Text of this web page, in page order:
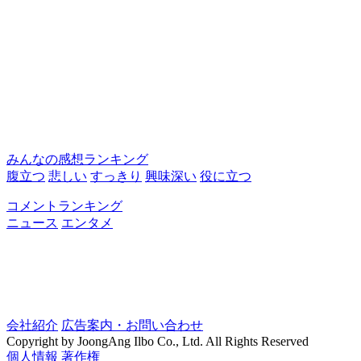
みんなの感想ランキング
腹立つ 悲しい すっきり 興味深い 役に立つ
コメントランキング
ニュース エンタメ
会社紹介 広告案内・お問い合わせ
Copyright by JoongAng Ilbo Co., Ltd. All Rights Reserved
個人情報 著作権